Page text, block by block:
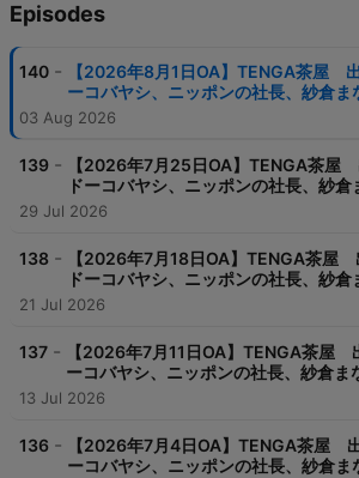
Episodes
140 -
【2026年8月1日OA】TENGA茶屋
ーコバヤシ、ニッポンの社長、紗倉ま
03 Aug 2026
139 -
【2026年7月25日OA】TENGA茶屋
ドーコバヤシ、ニッポンの社長、紗倉
29 Jul 2026
138 -
【2026年7月18日OA】TENGA茶屋
ドーコバヤシ、ニッポンの社長、紗倉
21 Jul 2026
137 -
【2026年7月11日OA】TENGA茶屋
ーコバヤシ、ニッポンの社長、紗倉ま
13 Jul 2026
136 -
【2026年7月4日OA】TENGA茶屋
ーコバヤシ、ニッポンの社長、紗倉ま